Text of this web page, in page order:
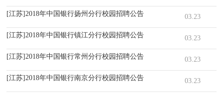
[江苏]2018年中国银行扬州分行校园招聘公告 03.23
[江苏]2018年中国银行镇江分行校园招聘公告 03.23
[江苏]2018年中国银行常州分行校园招聘公告 03.23
[江苏]2018年中国银行南京分行校园招聘公告 03.23